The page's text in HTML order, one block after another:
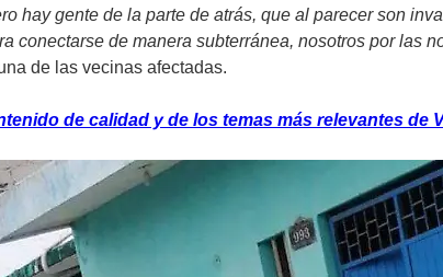
hay gente de la parte de atrás, que al parecer son
de manera subterránea, nosotros por las
de las vecinas afectadas.
de calidad y de los temas más relevantes de